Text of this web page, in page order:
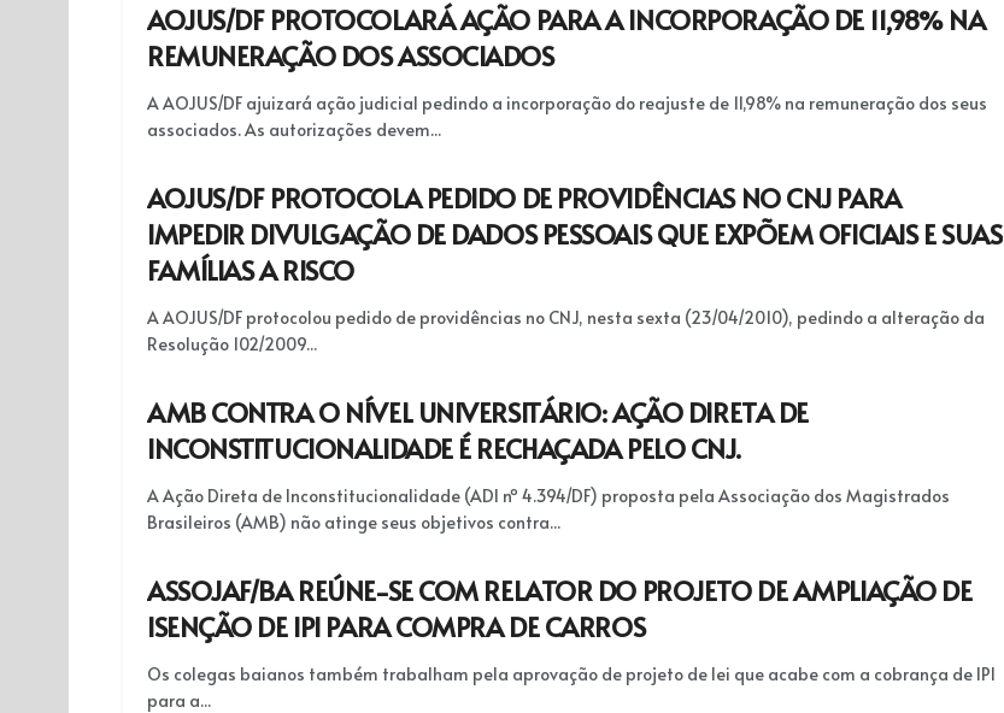
AOJUS/DF PROTOCOLARÁ AÇÃO PARA A INCORPORAÇÃO DE 11,98% NA
REMUNERAÇÃO DOS ASSOCIADOS
A AOJUS/DF ajuizará ação judicial pedindo a incorporação do reajuste de 11,98% na remuneração dos seus
associados. As autorizações devem...
AOJUS/DF PROTOCOLA PEDIDO DE PROVIDÊNCIAS NO CNJ PARA
IMPEDIR DIVULGAÇÃO DE DADOS PESSOAIS QUE EXPÕEM OFICIAIS E SUAS
FAMÍLIAS A RISCO
A AOJUS/DF protocolou pedido de providências no CNJ, nesta sexta (23/04/2010), pedindo a alteração da
Resolução 102/2009...
AMB CONTRA O NÍVEL UNIVERSITÁRIO: AÇÃO DIRETA DE
INCONSTITUCIONALIDADE É RECHAÇADA PELO CNJ.
A Ação Direta de Inconstitucionalidade (ADI nº 4.394/DF) proposta pela Associação dos Magistrados
Brasileiros (AMB) não atinge seus objetivos contra...
ASSOJAF/BA REÚNE-SE COM RELATOR DO PROJETO DE AMPLIAÇÃO DE
ISENÇÃO DE IPI PARA COMPRA DE CARROS
Os colegas baianos também trabalham pela aprovação de projeto de lei que acabe com a cobrança de IPI
para a...